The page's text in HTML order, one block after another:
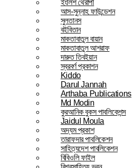
ইংলিশ থেরাপী
আস-সুন্নাহ ফাউন্ডেশন
সুলতানস
বইবিতান
মাকতাবাতুল বায়ান
মাকতাবাতুল আশরাফ
দারুত তিবইয়ান
স্বরবর্ণ প্রকাশন
Kiddo
Darul Jannah
Arthaba Publications
Md Modin
কুরআনিক বুকস পাবলিকেশন্স
Jaidul Moula
অদ্যম প্রকাশ
তারাফদার পাবলিকেশন
সাহিত্যদেশ পাবলিকেশন
বিবিওলি ফাইল